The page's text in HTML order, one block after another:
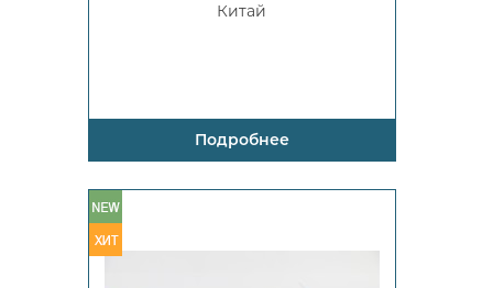
Китай
Подробнее